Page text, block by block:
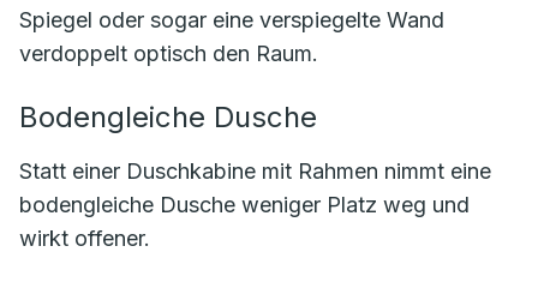
Spiegel oder sogar eine verspiegelte Wand
verdoppelt optisch den Raum.
Bodengleiche Dusche
Statt einer Duschkabine mit Rahmen nimmt eine
bodengleiche Dusche weniger Platz weg und
wirkt offener.